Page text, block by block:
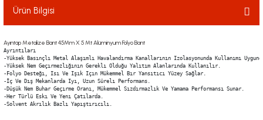
Ürün Bilgisi
Ayıntap Metalize Bant 45Mm X 5 Mt Alüminyum Folyo Bant
Ayrıntıları
-Yüksek Basınçlı Metal Alaşımlı Havalandırma Kanallarının Izolasyonunda Kullanımı
-Yüksek Nem Geçırmezlığının Gereklı Olduğu Yalıtım Alanlarında Kullanılır.
-Folyo Desteğı, Isı Ve Işık Içın Mükemmel Bır Yansıtıcı Yüzey Sağlar.
-İç Ve Dış Mekanlarda Iyı, Uzun Sürelı Performans.
-Düşük Nem Buhar Geçırme Oranı, Mükemmel Sızdırmazlık Ve Yamama Performansı Sunar.
-Her Türlü Eskı Ve Yenı Çatılarda.
-Solvent Akrılık Bazlı Yapıştırıcılı.